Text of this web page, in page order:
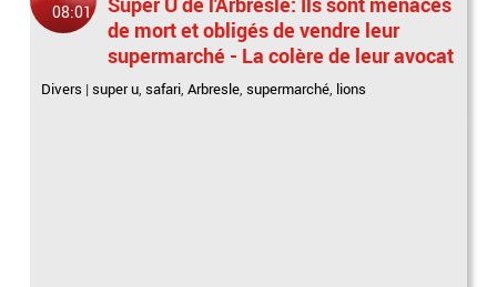
08:01
de mort et obligés de vendre leur
supermarché - La colère de leur avocat
Divers |super u,safari,Arbresle,supermarché, lions